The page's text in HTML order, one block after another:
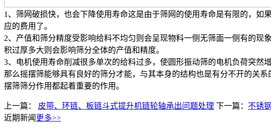
1、筛网破损快，也会下降使用寿命这是由于筛网的使用寿命是有限的，
应的费用了。
2、产值和筛分精度受影响给料不均匀则会呈现物料一侧无筛面一侧有的
积过厚多大则会影响筛分全体的产值和精度。
3、电机使用寿命削减很多单次的给料过多，使圆形振动筛的电机负荷突然
那么摇摆筛能够具有良好的筛分才能，与其本身的结构也是有分不开的关
摆筛筛分作用都起着重要的作用。
上一篇： 皮带、环链、板链斗式提升机链轮轴承出问题处理 下一篇： 不锈
近期新闻 更多>>